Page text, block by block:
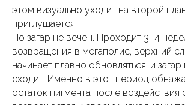
этом визуально уходит на второй
приглушается.
Но загар не вечен. Проходит 3–4
возвращения в мегаполис, верхний
начинает плавно обновляться, и
сходит. Именно в этот период
остаток пигмента после